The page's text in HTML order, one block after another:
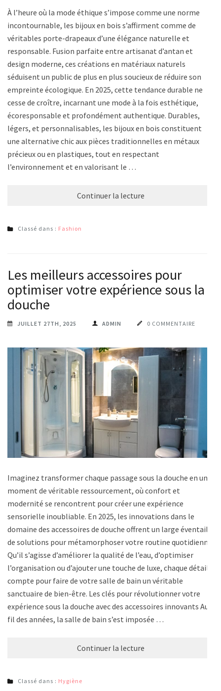
À l’heure où la mode éthique s’impose comme une norme
incontournable, les bijoux en bois s’affirment comme de
véritables porte-drapeaux d’une élégance naturelle et
responsable. Fusion parfaite entre artisanat d’antan et
design moderne, ces créations en matériaux naturels
séduisent un public de plus en plus soucieux de réduire son
empreinte écologique. En 2025, cette tendance durable ne
cesse de croître, incarnant une mode à la fois esthétique,
écoresponsable et profondément authentique. Durables,
légers, et personnalisables, les bijoux en bois constituent
une alternative chic aux pièces traditionnelles en métaux
précieux ou en plastiques, tout en respectant
l’environnement et en valorisant le …
Continuer la lecture
Classé dans : Fashion
Les meilleurs accessoires pour
optimiser votre expérience sous la
douche
JUILLET 27TH, 2025 ADMIN 0 COMMENTAIRE
Imaginez transformer chaque passage sous la douche en un
moment de véritable ressourcement, où confort et
modernité se rencontrent pour créer une expérience
sensorielle inoubliable. En 2025, les innovations dans le
domaine des accessoires de douche offrent un large éventail
de solutions pour métamorphoser votre routine quotidienne.
Qu’il s’agisse d’améliorer la qualité de l’eau, d’optimiser
l’organisation ou d’ajouter une touche de luxe, chaque détail
compte pour faire de votre salle de bain un véritable
sanctuaire de bien-être. Les clés pour révolutionner votre
expérience sous la douche avec des accessoires innovants Au
fil des années, la salle de bain s’est imposée …
Continuer la lecture
Classé dans : Hygiène